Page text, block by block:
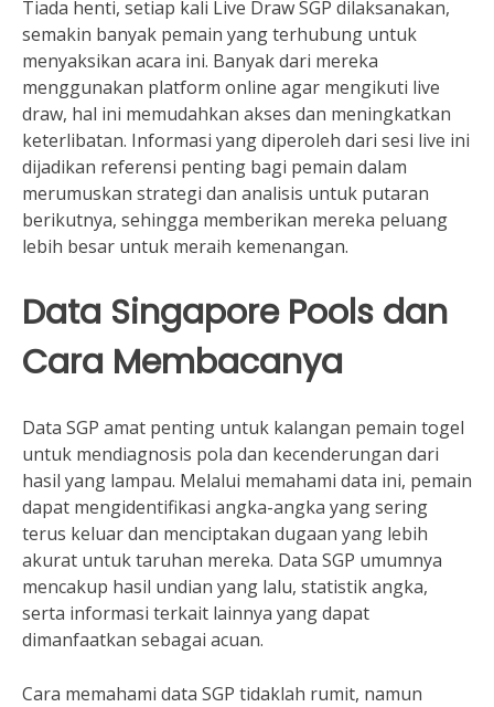
Tiada henti, setiap kali Live Draw SGP dilaksanakan,
semakin banyak pemain yang terhubung untuk
menyaksikan acara ini. Banyak dari mereka
menggunakan platform online agar mengikuti live
draw, hal ini memudahkan akses dan meningkatkan
keterlibatan. Informasi yang diperoleh dari sesi live ini
dijadikan referensi penting bagi pemain dalam
merumuskan strategi dan analisis untuk putaran
berikutnya, sehingga memberikan mereka peluang
lebih besar untuk meraih kemenangan.
Data Singapore Pools dan
Cara Membacanya
Data SGP amat penting untuk kalangan pemain togel
untuk mendiagnosis pola dan kecenderungan dari
hasil yang lampau. Melalui memahami data ini, pemain
dapat mengidentifikasi angka-angka yang sering
terus keluar dan menciptakan dugaan yang lebih
akurat untuk taruhan mereka. Data SGP umumnya
mencakup hasil undian yang lalu, statistik angka,
serta informasi terkait lainnya yang dapat
dimanfaatkan sebagai acuan.
Cara memahami data SGP tidaklah rumit, namun